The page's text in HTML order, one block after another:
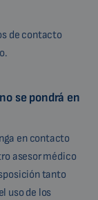
de contacto
se pondrá en
en contacto
asesor médico
tanto
uso de los